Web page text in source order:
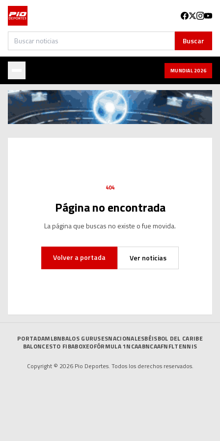
Buscar Buscar
MUNDIAL 2026
404
Página no encontrada
La página que buscas no existe o fue movida.
Volver a portada Ver noticias
PORTADAMLBNBALOS GURUSESNACIONALESBÉISBOL DEL CARIBE
BALONCESTO FIBABOXEOFÓRMULA 1NCAABNCAAFNFLTENNIS
Copyright © 2026 Pio Deportes. Todos los derechos reservados.